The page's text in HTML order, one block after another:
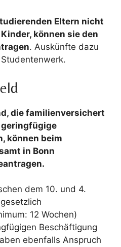
Eltern nicht
können sie den
. Auskünfte dazu
die familienversichert
geringfügige
können beim
in Bonn
dem 10. und 4.
12 Wochen)
Beschäftigung
ebenfalls Anspruch